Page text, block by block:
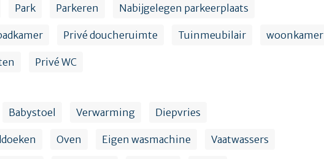
Park Parkeren Nabijgelegen parkeerplaats
Privé doucheruimte Tuinmeubilair woonkamer
Privé WC
Babystoel Verwarming Diepvries
Oven Eigen wasmachine Vaatwassers